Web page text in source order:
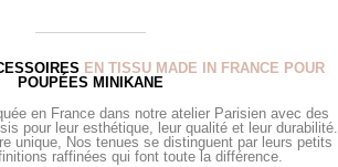
EN TISSU MADE IN FRANCE POUR
POUPÉES MINIKANE
en France dans notre atelier Parisien avec des
pour leur esthétique, leur qualité et leur durabilité.
unique, Nos tenues se distinguent par leurs petits
raffinées qui font toute la différence.